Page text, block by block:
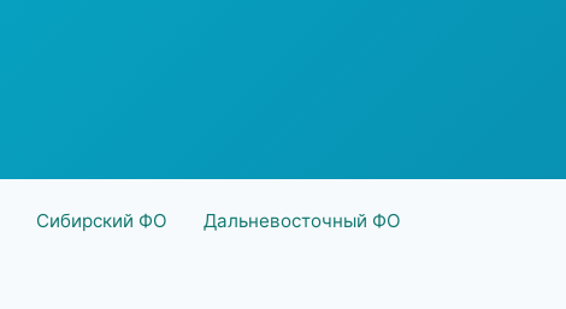
Сибирский ФО Дальневосточный ФО